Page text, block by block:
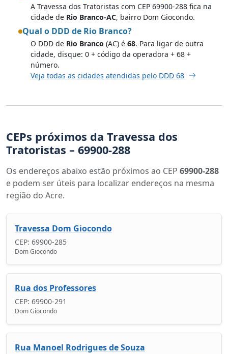
A Travessa dos Tratoristas com CEP 69900-288 fica na
cidade de Rio Branco-AC, bairro Dom Giocondo.
Qual o DDD de Rio Branco?
O DDD de Rio Branco (AC) é 68. Para ligar de outra
cidade, disque: 0 + código da operadora + 68 +
número.
Veja todas as cidades atendidas pelo DDD 68
CEPs próximos da Travessa dos
Tratoristas – 69900-288
Os endereços abaixo estão próximos ao CEP 69900-288
e podem ser úteis para localizar endereços na mesma
região do Acre.
Travessa Dom Giocondo
CEP: 69900-285
Dom Giocondo
Rua dos Professores
CEP: 69900-291
Dom Giocondo
Rua Manoel Rodrigues de Souza